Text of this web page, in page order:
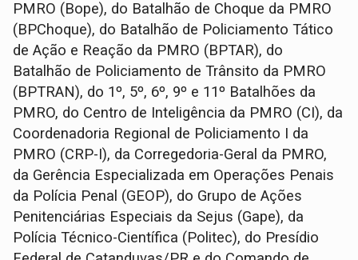
PMRO (Bope), do Batalhão de Choque da PMRO
(BPChoque), do Batalhão de Policiamento Tático
de Ação e Reação da PMRO (BPTAR), do
Batalhão de Policiamento de Trânsito da PMRO
(BPTRAN), do 1º, 5º, 6º, 9º e 11º Batalhões da
PMRO, do Centro de Inteligência da PMRO (CI), da
Coordenadoria Regional de Policiamento I da
PMRO (CRP-I), da Corregedoria-Geral da PMRO,
da Gerência Especializada em Operações Penais
da Polícia Penal (GEOP), do Grupo de Ações
Penitenciárias Especiais da Sejus (Gape), da
Polícia Técnico-Científica (Politec), do Presídio